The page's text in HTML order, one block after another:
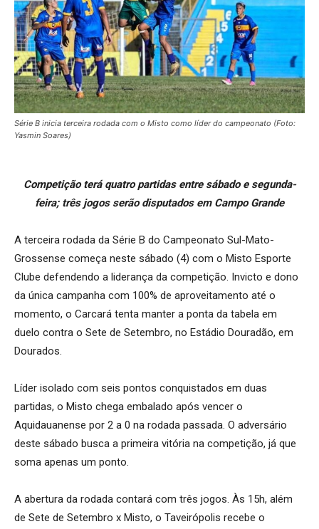
Série B inicia terceira rodada com o Misto como líder do campeonato (Foto:
Yasmin Soares)
Competição terá quatro partidas entre sábado e segunda-
feira; três jogos serão disputados em Campo Grande
A terceira rodada da Série B do Campeonato Sul-Mato-
Grossense começa neste sábado (4) com o Misto Esporte
Clube defendendo a liderança da competição. Invicto e dono
da única campanha com 100% de aproveitamento até o
momento, o Carcará tenta manter a ponta da tabela em
duelo contra o Sete de Setembro, no Estádio Douradão, em
Dourados.
Líder isolado com seis pontos conquistados em duas
partidas, o Misto chega embalado após vencer o
Aquidauanense por 2 a 0 na rodada passada. O adversário
deste sábado busca a primeira vitória na competição, já que
soma apenas um ponto.
A abertura da rodada contará com três jogos. Às 15h, além
de Sete de Setembro x Misto, o Taveirópolis recebe o